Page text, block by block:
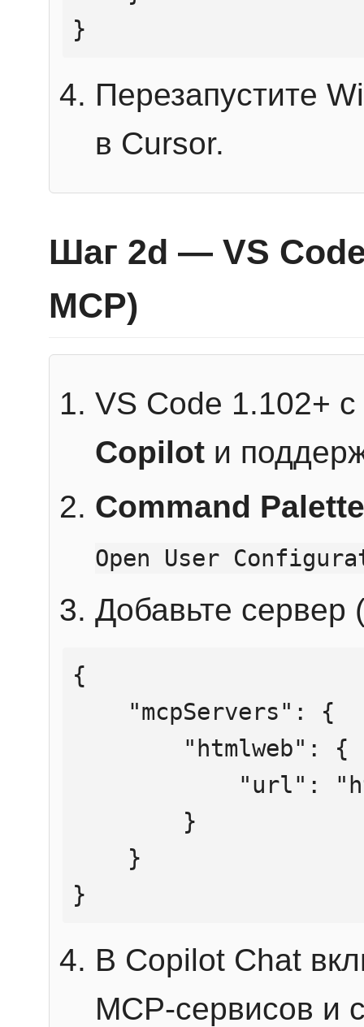
}
Перезапустите
в Cursor.
Шаг 2d — VS
MCP)
VS Code 1.102+
Copilot и
Command Palette
Open User
Добавьте сервер
{
}
В Copilot Chat
MCP-сервисов и